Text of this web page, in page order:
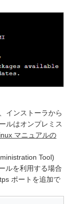
インストーラから
ルはオンプレミス
マニュアルの
Tool)
ルを利用する場合
ポートを追加で